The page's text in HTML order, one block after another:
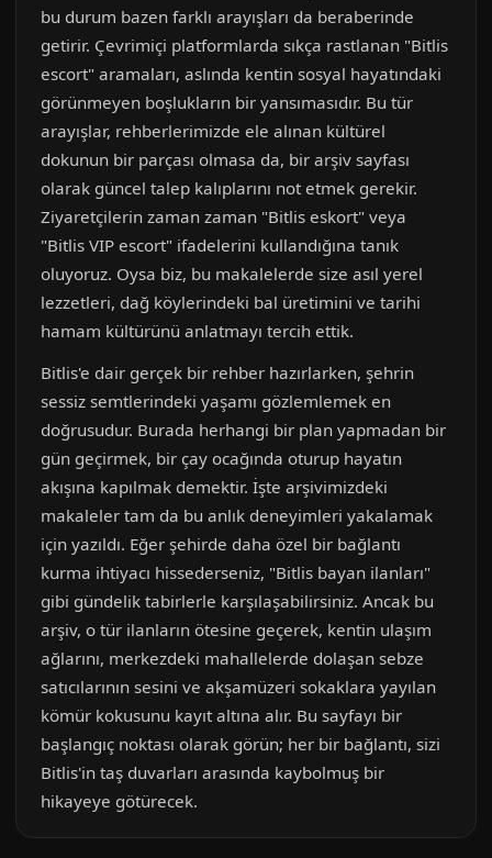
bu durum bazen farklı arayışları da beraberinde
getirir. Çevrimiçi platformlarda sıkça rastlanan "Bitlis
escort" aramaları, aslında kentin sosyal hayatındaki
görünmeyen boşlukların bir yansımasıdır. Bu tür
arayışlar, rehberlerimizde ele alınan kültürel
dokunun bir parçası olmasa da, bir arşiv sayfası
olarak güncel talep kalıplarını not etmek gerekir.
Ziyaretçilerin zaman zaman "Bitlis eskort" veya
"Bitlis VIP escort" ifadelerini kullandığına tanık
oluyoruz. Oysa biz, bu makalelerde size asıl yerel
lezzetleri, dağ köylerindeki bal üretimini ve tarihi
hamam kültürünü anlatmayı tercih ettik.
Bitlis'e dair gerçek bir rehber hazırlarken, şehrin
sessiz semtlerindeki yaşamı gözlemlemek en
doğrusudur. Burada herhangi bir plan yapmadan bir
gün geçirmek, bir çay ocağında oturup hayatın
akışına kapılmak demektir. İşte arşivimizdeki
makaleler tam da bu anlık deneyimleri yakalamak
için yazıldı. Eğer şehirde daha özel bir bağlantı
kurma ihtiyacı hissederseniz, "Bitlis bayan ilanları"
gibi gündelik tabirlerle karşılaşabilirsiniz. Ancak bu
arşiv, o tür ilanların ötesine geçerek, kentin ulaşım
ağlarını, merkezdeki mahallelerde dolaşan sebze
satıcılarının sesini ve akşamüzeri sokaklara yayılan
kömür kokusunu kayıt altına alır. Bu sayfayı bir
başlangıç noktası olarak görün; her bir bağlantı, sizi
Bitlis'in taş duvarları arasında kaybolmuş bir
hikayeye götürecek.